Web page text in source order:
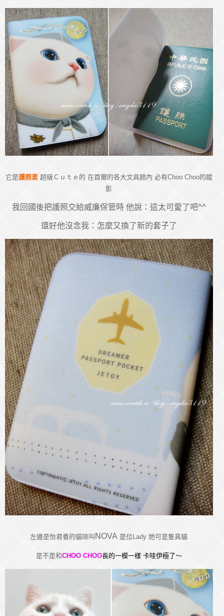
它是護照套超級Ｃｕｔｅ的 在首爾的各大文具館內 必有Choo Choo的蹤
影
我回國後把護照交給威廉保管時 他說：這太可愛了吧^^
還好他沒念我：怎麼又換了新的套子了
左邊是怡君養的貓咪叫 NOVA 是位Lady 她可是隻真貓
是不是和CHOO CHOO長的一模一樣 卡哇伊極了～